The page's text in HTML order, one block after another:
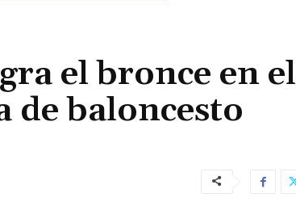
el bronce en el
de baloncesto